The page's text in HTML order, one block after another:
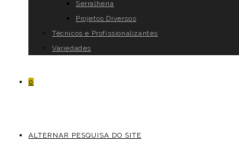
Serralheria
Projetos Diversos
Técnicos e Profissionalizantes
Variedades
0
ALTERNAR PESQUISA DO SITE